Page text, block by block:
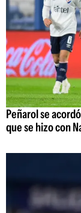
Peñarol se
que se hizo con